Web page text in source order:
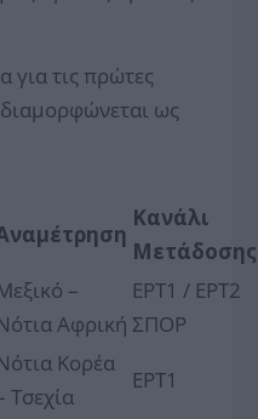
για τις πρώτες
ως
Κανάλι
Μετάδοσης
–
Αφρική
ΕΡΤ1 / ΕΡΤ2
ΣΠΟΡ
Κορέα
Τσεχία
ΕΡΤ1